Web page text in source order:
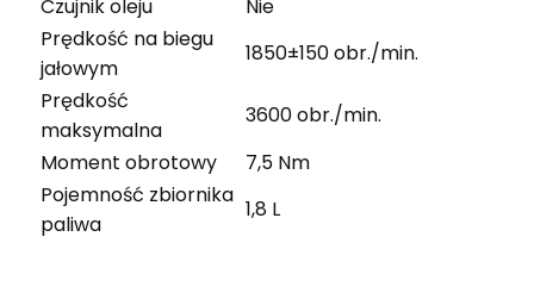
Czujnik oleju
Nie
Prędkość na biegu
jałowym
1850±150 obr./min.
Prędkość
maksymalna
3600 obr./min.
Moment obrotowy
7,5 Nm
Pojemność zbiornika
paliwa
1,8 L